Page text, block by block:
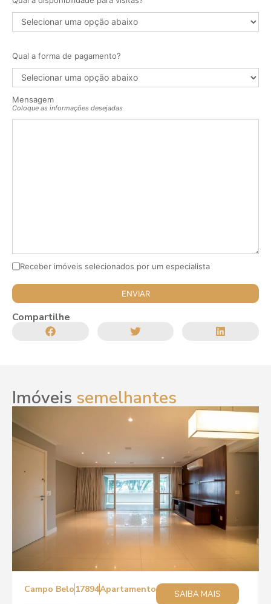
Qual a forma de pagamento?
Mensagem
Coloque as informações desejadas
Receber imóveis selecionados por um especialista
Compartilhe
Imóveis semelhantes
Campo Belo 17894Apartamento
SAIBA MAIS